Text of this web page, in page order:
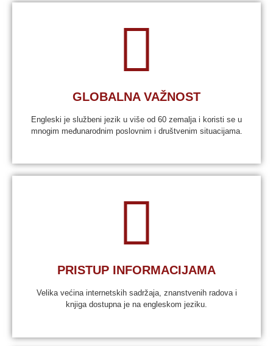
GLOBALNA VAŽNOST
Engleski je službeni jezik u više od 60 zemalja i koristi se u
mnogim međunarodnim poslovnim i društvenim situacijama.
PRISTUP INFORMACIJAMA
Velika većina internetskih sadržaja, znanstvenih radova i
knjiga dostupna je na engleskom jeziku.